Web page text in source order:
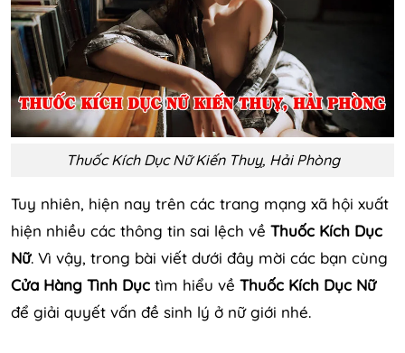
Thuốc Kích Dục Nữ Kiến Thuỵ, Hải Phòng
Tuy nhiên, hiện nay trên các trang mạng xã hội xuất
hiện nhiều các thông tin sai lệch về Thuốc Kích Dục
Nữ. Vì vậy, trong bài viết dưới đây mời các bạn cùng
Cửa Hàng Tình Dục tìm hiểu về Thuốc Kích Dục Nữ
để giải quyết vấn đề sinh lý ở nữ giới nhé.